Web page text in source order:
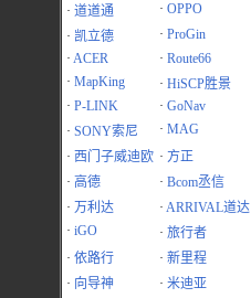
· 道道通 · OPPO
· 凯立德 · ProGin
· ACER · Route66
· MapKing · HiSCP胜景
· P-LINK · GoNav
· SONY索尼 · MAG
· 西门子威迪欧 · 方正
· 高德 · Bcom丞信
· 万利达 · ARRIVAL道达
· iGO · 旅行者
· 依路行 · 新里程
· 向导神 · 米迪亚